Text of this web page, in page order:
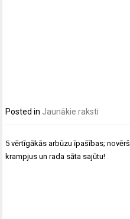
Posted in Jaunākie raksti
Post
navigation
5 vērtīgākās arbūzu īpašības; novērš
krampjus un rada sāta sajūtu!